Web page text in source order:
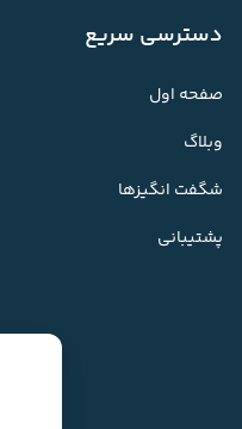
دسترسی سریع
صفحه اول
وبلاگ
شگفت انگیزها
پشتیبانی